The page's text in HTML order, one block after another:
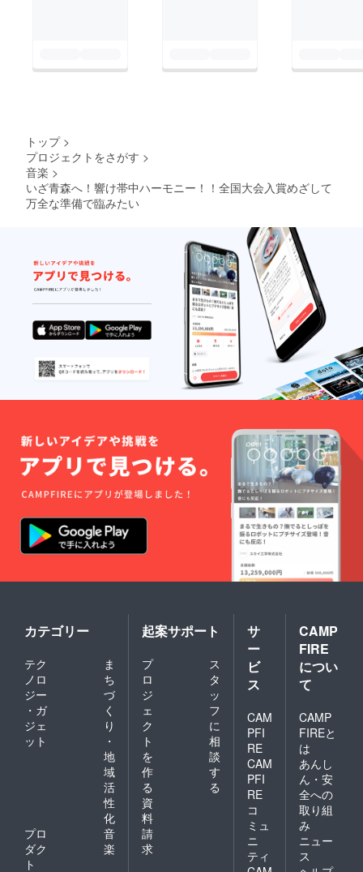
トップ >
プロジェクトをさがす >
音楽 >
いざ青森へ！響け帯中ハーモニー！！全国大会入賞めざして
万全な準備で臨みたい
カテゴリー
テク
ノロ
ジー
・ガ
ジェ
ット
ま
ち
づ
く
り
・
地
域
活
性
化
プロ
ダク
ト
音
楽
起案サポート
プ
ロ
ジ
ェ
ク
ト
を
作
る
ス
タ
ッ
フ
に
相
談
す
る
資
料
請
求
サ
ー
ビ
ス
CAM
PFI
RE
CAM
PFI
RE
コ
ミュ
ニ
ティ
CAMP
FIRE
につい
て
CAMP
FIREと
は
あんし
ん・安
全への
取り組
み
ニュー
ス